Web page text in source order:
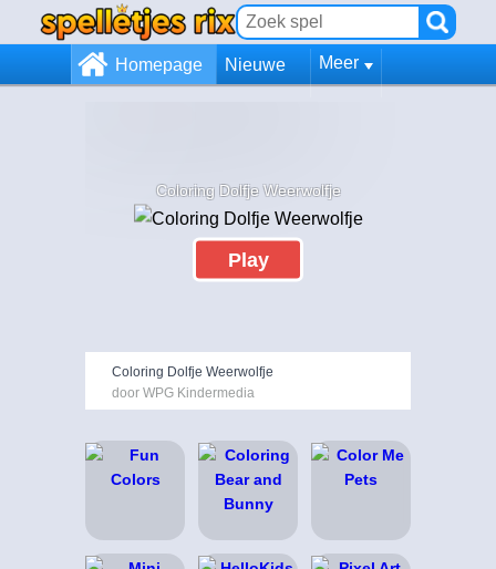
Homepage Nieuwe Meer
Coloring Dolfje Weerwolfje
Play
Coloring Dolfje Weerwolfje
door WPG Kindermedia